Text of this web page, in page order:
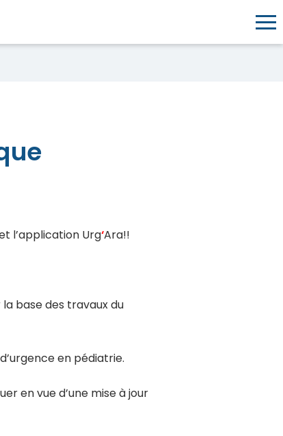
l’application Urg‘Ara!!
base des travaux du
en pédiatrie.
en vue d’une mise à jour